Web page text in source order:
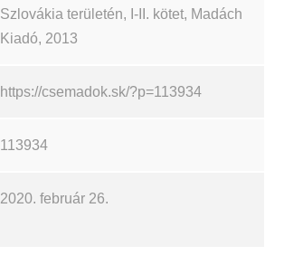
Szlovákia területén, I-II. kötet, Madách
Kiadó, 2013
https://csemadok.sk/?p=113934
113934
2020. február 26.